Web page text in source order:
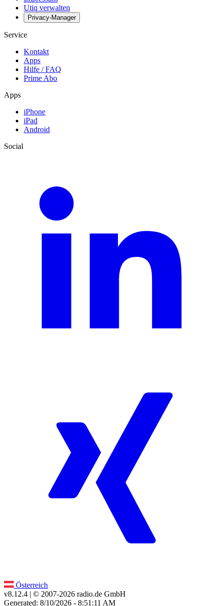
Utiq verwalten
Privacy-Manager
Service
Kontakt
Apps
Hilfe / FAQ
Prime Abo
Apps
iPhone
iPad
Android
Social
Österreich
v8.12.4 | © 2007-2026 radio.de GmbH
Generated: 8/10/2026 - 8:51:11 AM